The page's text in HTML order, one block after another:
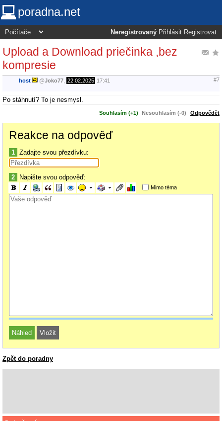
poradna.net
Neregistrovaný Přihlásit Registrovat
Upload a Download priečinka ,bez
kompresie
host @Joko77 22.02.2025 17:41 #7
Po stáhnutí? To je nesmysl.
Souhlasím (+1) Nesouhlasím (-0) Odpovědět
Reakce na odpověď
1 Zadajte svou přezdívku:
2 Napište svou odpověď:
Mimo téma
Zpět do poradny